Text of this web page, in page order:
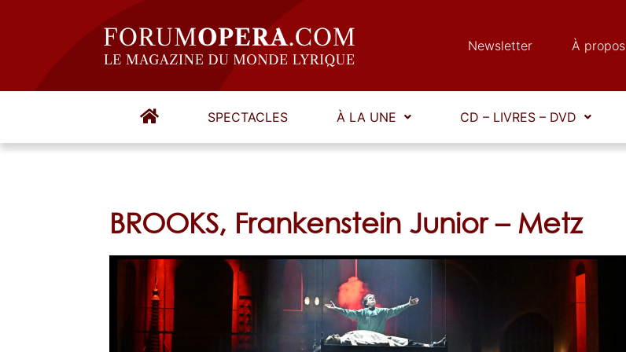
Newsletter À propos
SPECTACLES À LA UNE CD – LIVRES – DVD
BROOKS, Frankenstein Junior – Metz